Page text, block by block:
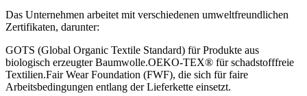
Das Unternehmen arbeitet mit verschiedenen umweltfreundlichen
Zertifikaten, darunter:
GOTS (Global Organic Textile Standard) für Produkte aus
biologisch erzeugter Baumwolle.OEKO-TEX® für schadstofffreie
Textilien.Fair Wear Foundation (FWF), die sich für faire
Arbeitsbedingungen entlang der Lieferkette einsetzt.